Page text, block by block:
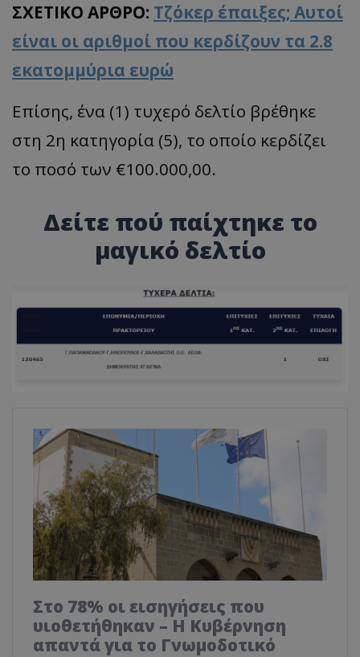
ΣΧΕΤΙΚΟ ΑΡΘΡΟ: Τζόκερ έπαιξες; Αυτοί
είναι οι αριθμοί που κερδίζουν τα 2.8
εκατομμύρια ευρώ
Επίσης, ένα (1) τυχερό δελτίο βρέθηκε
στη 2η κατηγορία (5), το οποίο κερδίζει
το ποσό των €100.000,00.
Δείτε πού παίχτηκε το
μαγικό δελτίο
Στο 78% οι εισηγήσεις που
υιοθετήθηκαν – Η Κυβέρνηση
απαντά για το Γνωμοδοτικό